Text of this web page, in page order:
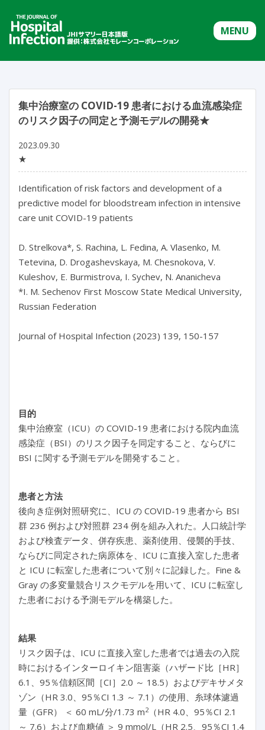
MENU
集中治療室の COVID-19 患者における血流感染症
のリスク因子の同定と予測モデルの開発★
2023.09.30
★
Identification of risk factors and development of a
predictive model for bloodstream infection in intensive
care unit COVID-19 patients
D. Strelkova*, S. Rachina, L. Fedina, A. Vlasenko, M.
Tetevina, D. Drogashevskaya, M. Chesnokova, V.
Kuleshov, E. Burmistrova, I. Sychev, N. Ananicheva
*I. M. Sechenov First Moscow State Medical University,
Russian Federation
Journal of Hospital Infection (2023) 139, 150-157
目的
集中治療室（ICU）の COVID-19 患者における院内血流
感染症（BSI）のリスク因子を同定すること、ならびに
BSI に関する予測モデルを開発すること。
患者と方法
後向き症例対照研究に、ICU の COVID-19 患者から BSI
群 236 例および対照群 234 例を組み入れた。人口統計学
および検査データ、併存疾患、薬剤使用、侵襲的手技、
ならびに同定された病原体を、ICU に直接入室した患者
と ICU に転室した患者について別々に記録した。Fine &
Gray の多変量競合リスクモデルを用いて、ICU に転室し
た患者における予測モデルを構築した。
結果
リスク因子は、ICU に直接入室した患者では過去の入院
時におけるインターロイキン阻害薬（ハザード比［HR］
6.1、95％信頼区間［CI］2.0 ～ 18.5）およびデキサメタ
ゾン（HR 3.0、95％CI 1.3 ～ 7.1）の使用、糸球体濾過
量（GFR） ＜ 60 mL/分/1.73 m2（HR 4.0、95％CI 2.1
～ 7.6）および血糖値 ＞ 9 mmol/L（HR 2.5、95％CI 1.4